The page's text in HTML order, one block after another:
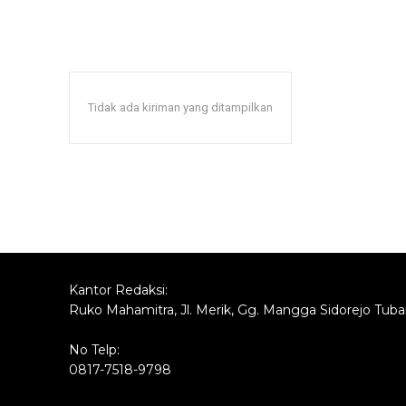
Tidak ada kiriman yang ditampilkan
Kantor Redaksi:
Ruko Mahamitra, Jl. Merik, Gg. Mangga Sidorejo
No Telp:
0817-7518-9798